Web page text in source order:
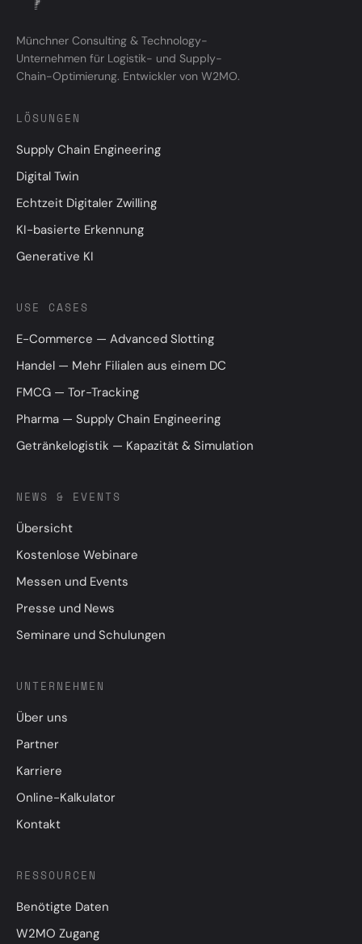
Münchner Consulting & Technology-
Unternehmen für Logistik- und Supply-
Chain-Optimierung. Entwickler von W2MO.
LÖSUNGEN
Supply Chain Engineering
Digital Twin
Echtzeit Digitaler Zwilling
KI-basierte Erkennung
Generative KI
USE CASES
E-Commerce — Advanced Slotting
Handel — Mehr Filialen aus einem DC
FMCG — Tor-Tracking
Pharma — Supply Chain Engineering
Getränkelogistik — Kapazität & Simulation
NEWS & EVENTS
Übersicht
Kostenlose Webinare
Messen und Events
Presse und News
Seminare und Schulungen
UNTERNEHMEN
Über uns
Partner
Karriere
Online-Kalkulator
Kontakt
RESSOURCEN
Benötigte Daten
W2MO Zugang